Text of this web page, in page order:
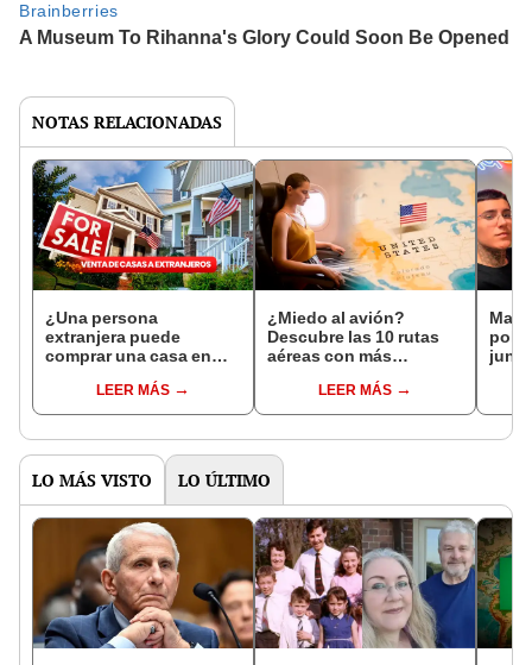
NOTAS RELACIONADAS
¿Una persona
extranjera puede
comprar una casa en
LEER MÁS
¿Miedo al avión?
Descubre las 10 rutas
aéreas con más
UnidosLEER MÁS
LO MÁS VISTO LO ÚLTIMO